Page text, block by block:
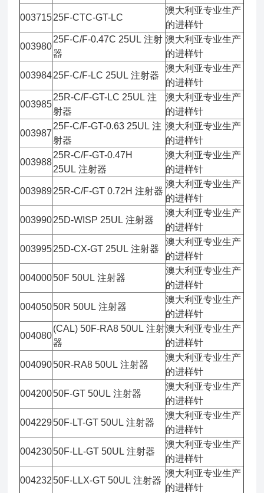
00371525F-CTC-GT-LC
澳大利亚专业生产
的进样针
003980
25F-C/F-0.47C 25UL 注射
器
澳大利亚专业生产
的进样针
00398425F-C/F-LC 25UL 注射器
澳大利亚专业生产
的进样针
003985
25R-C/F-GT-LC 25UL 注
射器
澳大利亚专业生产
的进样针
003987
25F-C/F-GT-0.63 25UL 注
射器
澳大利亚专业生产
的进样针
003988
25R-C/F-GT-0.47H
25UL 注射器
澳大利亚专业生产
的进样针
00398925R-C/F-GT 0.72H 注射器
澳大利亚专业生产
的进样针
00399025D-WISP 25UL 注射器
澳大利亚专业生产
的进样针
00399525D-CX-GT 25UL 注射器
澳大利亚专业生产
的进样针
00400050F 50UL 注射器
澳大利亚专业生产
的进样针
00405050R 50UL 注射器
澳大利亚专业生产
的进样针
004080
(CAL) 50F-RA8 50UL 注射
器
澳大利亚专业生产
的进样针
00409050R-RA8 50UL 注射器
澳大利亚专业生产
的进样针
00420050F-GT 50UL 注射器
澳大利亚专业生产
的进样针
00422950F-LT-GT 50UL 注射器
澳大利亚专业生产
的进样针
00423050F-LL-GT 50UL 注射器
澳大利亚专业生产
的进样针
004232 50F-LLX-GT 50UL 注射器
澳大利亚专业生产
的进样针